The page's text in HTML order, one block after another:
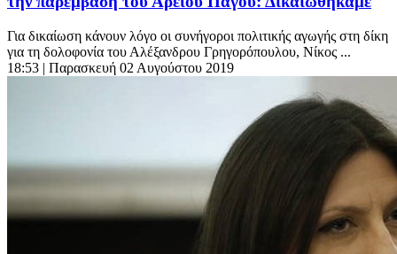
Για δικαίωση κάνουν λόγο οι συνήγοροι πολιτικής αγωγής στη δίκη
για τη δολοφονία του Αλέξανδρου Γρηγορόπουλου, Νίκος ...
18:53 | Παρασκευή 02 Αυγούστου 2019